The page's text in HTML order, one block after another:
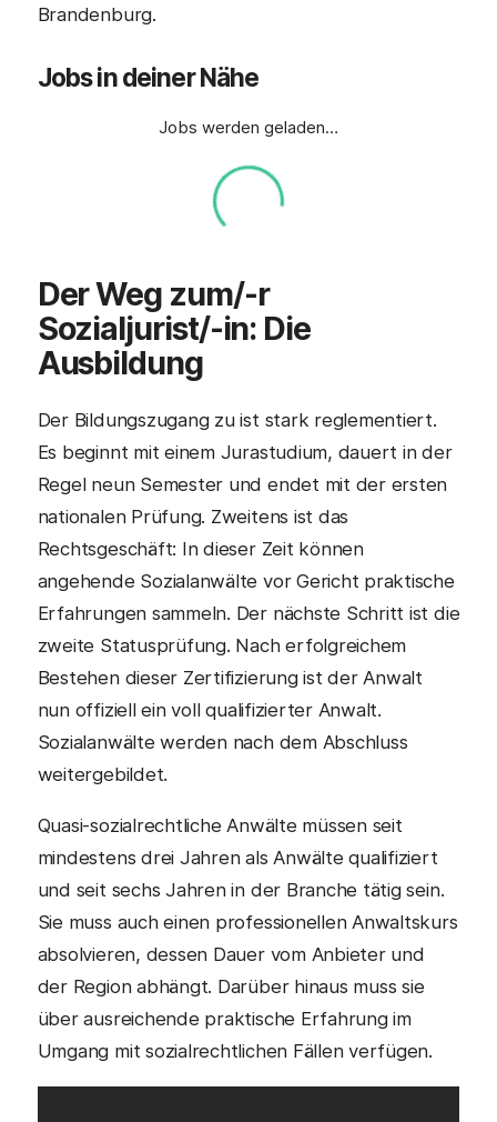
Brandenburg.
Jobs in deiner Nähe
Jobs werden geladen…
Der Weg zum/-r
Sozialjurist/-in: Die
Ausbildung
Der Bildungszugang zu ist stark reglementiert.
Es beginnt mit einem Jurastudium, dauert in der
Regel neun Semester und endet mit der ersten
nationalen Prüfung. Zweitens ist das
Rechtsgeschäft: In dieser Zeit können
angehende Sozialanwälte vor Gericht praktische
Erfahrungen sammeln. Der nächste Schritt ist die
zweite Statusprüfung. Nach erfolgreichem
Bestehen dieser Zertifizierung ist der Anwalt
nun offiziell ein voll qualifizierter Anwalt.
Sozialanwälte werden nach dem Abschluss
weitergebildet.
Quasi-sozialrechtliche Anwälte müssen seit
mindestens drei Jahren als Anwälte qualifiziert
und seit sechs Jahren in der Branche tätig sein.
Sie muss auch einen professionellen Anwaltskurs
absolvieren, dessen Dauer vom Anbieter und
der Region abhängt. Darüber hinaus muss sie
über ausreichende praktische Erfahrung im
Umgang mit sozialrechtlichen Fällen verfügen.